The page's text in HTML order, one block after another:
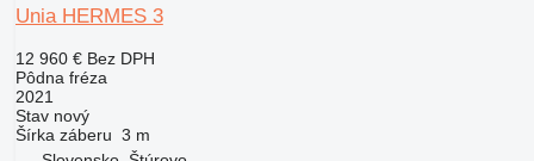
Unia HERMES 3
12 960 € Bez DPH
Pôdna fréza
2021
Stavnový
Šírka záberu 3 m